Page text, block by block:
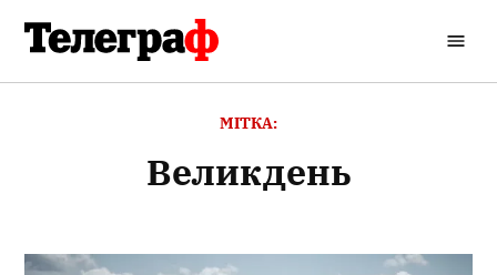
вмісту
Телеграф
МІТКА:
Великдень